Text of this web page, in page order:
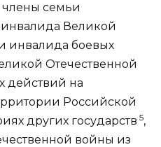
члены семьи
Великой
инвалида боевых
Отечественной
действий на
Российской
других государств 5,
войны из